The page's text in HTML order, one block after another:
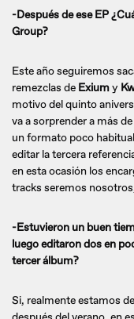
-Después de ese EP
Group?
Este año seguiremos
remezclas de Exiumy
motivo del quinto
va a sorprender a más
un formato poco
editar la tercera
en esta ocasión los
tracks seremos
-Estuvieron un buen
luego editaron dos en
tercer álbum?
Si, realmente estamos